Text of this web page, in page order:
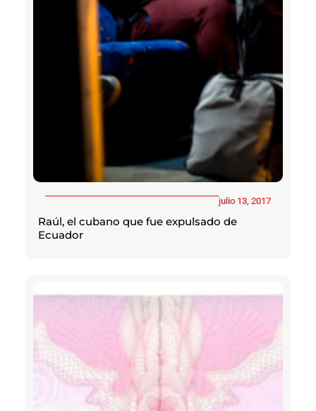
julio 13, 2017
Raúl, el cubano que fue expulsado de
Ecuador